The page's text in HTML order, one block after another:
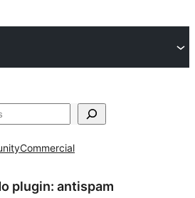
Commercial
plugin: antispam